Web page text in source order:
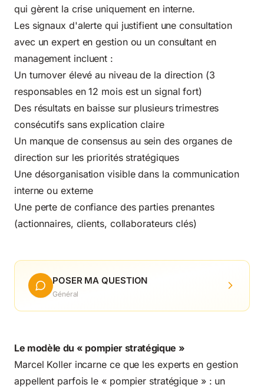
qui gèrent la crise uniquement en interne.
Les signaux d'alerte qui justifient une consultation
avec un expert en gestion ou un consultant en
management incluent :
Un turnover élevé au niveau de la direction (3
responsables en 12 mois est un signal fort)
Des résultats en baisse sur plusieurs trimestres
consécutifs sans explication claire
Un manque de consensus au sein des organes de
direction sur les priorités stratégiques
Une désorganisation visible dans la communication
interne ou externe
Une perte de confiance des parties prenantes
(actionnaires, clients, collaborateurs clés)
POSER MA QUESTION
Général
Le modèle du « pompier stratégique »
Marcel Koller incarne ce que les experts en gestion
appellent parfois le « pompier stratégique » : un